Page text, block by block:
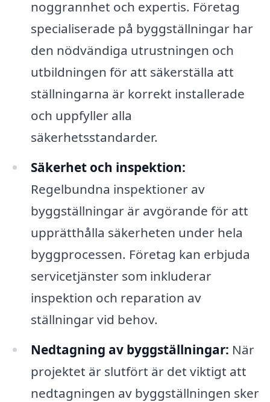
noggrannhet och expertis. Företag
specialiserade på byggställningar har
den nödvändiga utrustningen och
utbildningen för att säkerställa att
ställningarna är korrekt installerade
och uppfyller alla
säkerhetsstandarder.
Säkerhet och inspektion:
Regelbundna inspektioner av
byggställningar är avgörande för att
upprätthålla säkerheten under hela
byggprocessen. Företag kan erbjuda
servicetjänster som inkluderar
inspektion och reparation av
ställningar vid behov.
Nedtagning av byggställningar: När
projektet är slutfört är det viktigt att
nedtagningen av byggställningen sker